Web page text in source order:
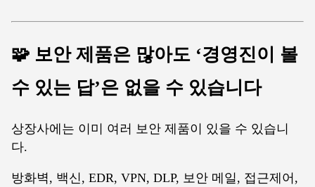
🧩 보안 제품은 많아도 ‘경영진이 볼
수 있는 답’은 없을 수 있습니다
상장사에는 이미 여러 보안 제품이 있을 수 있습니
다.
방화벽, 백신, EDR, VPN, DLP, 보안 메일, 접근제어,